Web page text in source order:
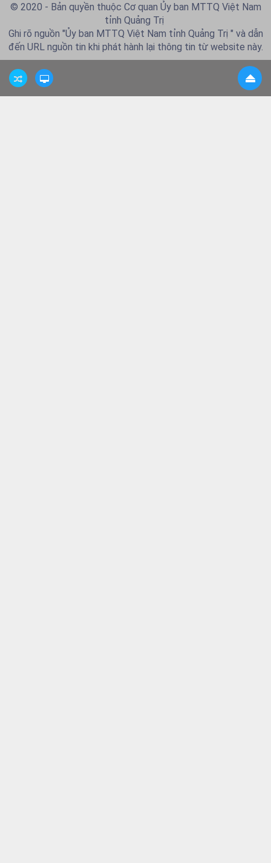
© 2020 - Bản quyền thuộc Cơ quan Ủy ban MTTQ Việt Nam
tỉnh Quảng Trị
Ghi rõ nguồn "Ủy ban MTTQ Việt Nam tỉnh Quảng Trị " và dẫn
đến URL nguồn tin khi phát hành lại thông tin từ website này.